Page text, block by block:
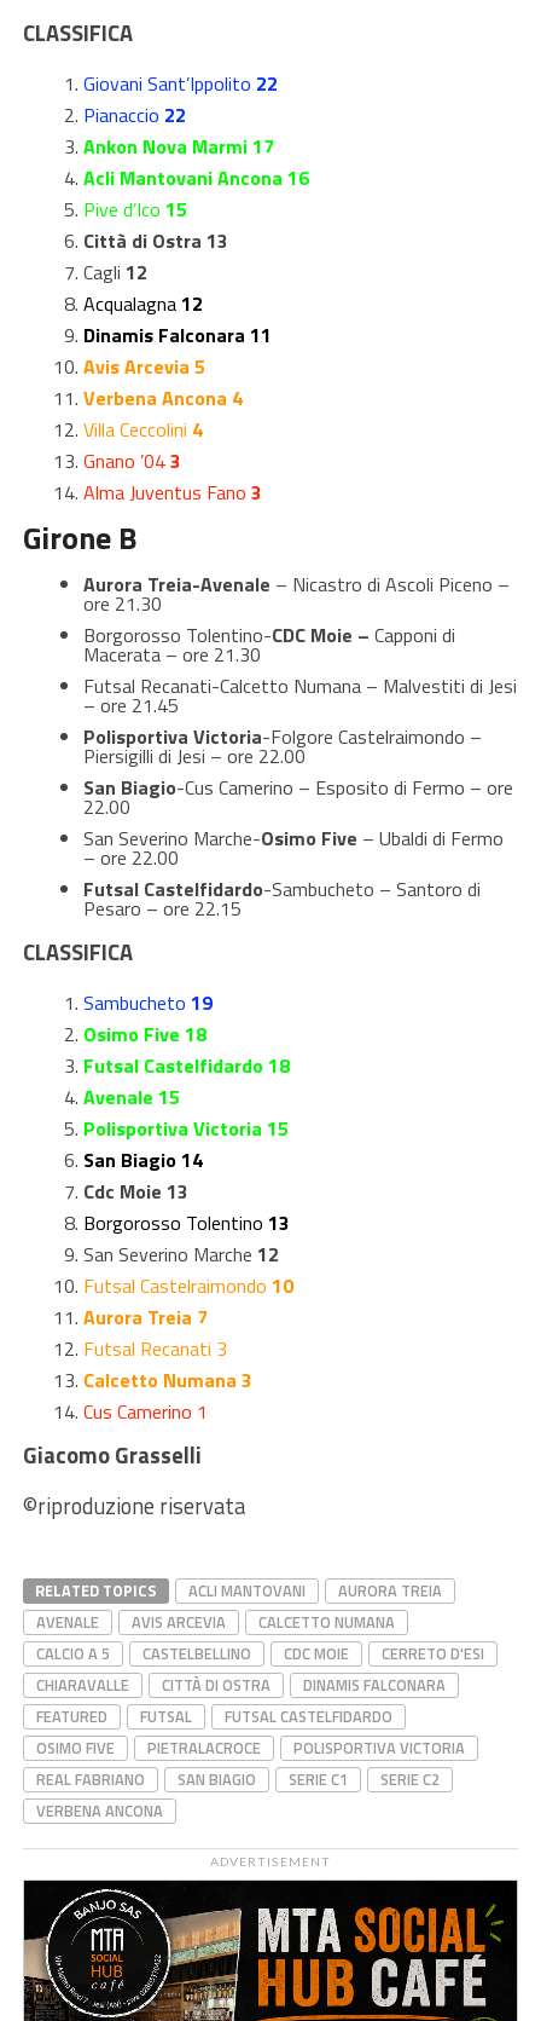
CLASSIFICA
Giovani Sant’Ippolito 22
Pianaccio 22
Ankon Nova Marmi 17
Acli Mantovani Ancona 16
Pive d’Ico 15
Città di Ostra 13
Cagli 12
Acqualagna12
Dinamis Falconara 11
Avis Arcevia 5
Verbena Ancona 4
Villa Ceccolini 4
Gnano ’043
Alma Juventus Fano 3
Girone B
Aurora Treia-Avenale – Nicastro di Ascoli Piceno –
ore 21.30
Borgorosso Tolentino-CDC Moie – Capponi di
Macerata – ore 21.30
Futsal Recanati-Calcetto Numana – Malvestiti di Jesi
– ore 21.45
Polisportiva Victoria-Folgore Castelraimondo –
Piersigilli di Jesi – ore 22.00
San Biagio-Cus Camerino – Esposito di Fermo – ore
22.00
San Severino Marche-Osimo Five – Ubaldi di Fermo
– ore 22.00
Futsal Castelfidardo-Sambucheto – Santoro di
Pesaro – ore 22.15
CLASSIFICA
Sambucheto 19
Osimo Five 18
Futsal Castelfidardo 18
Avenale 15
Polisportiva Victoria 15
San Biagio 14
Cdc Moie 13
Borgorosso Tolentino 13
San Severino Marche 12
Futsal Castelraimondo 10
Aurora Treia 7
Futsal Recanati 3
Calcetto Numana 3
Cus Camerino 1
Giacomo Grasselli
©riproduzione riservata
RELATED TOPICS ACLI MANTOVANI
AURORA TREIA
AVENALE
AVIS ARCEVIA
CALCETTO NUMANA
CALCIO A 5
CASTELBELLINO CDC MOIE
CERRETO D'ESI
CHIARAVALLE
CITTÀ DI OSTRA
DINAMIS FALCONARA
FEATURED
FUTSAL
FUTSAL CASTELFIDARDO
OSIMO FIVE
PIETRALACROCE
POLISPORTIVA VICTORIA
REAL FABRIANO
SAN BIAGIO SERIE C1
SERIE C2
VERBENA ANCONA
ADVERTISEMENT